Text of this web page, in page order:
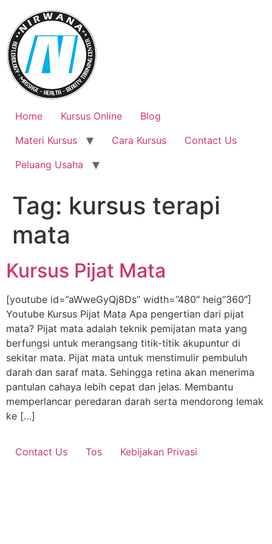
content
Home Kursus Online
Blog
Materi Kursus
Cara Kursus
Contact Us
Peluang Usaha
Tag: kursus terapi
mata
Kursus Pijat Mata
[youtube id=”aWweGyQj8Ds” width=”480″ heig”360″]
Youtube Kursus Pijat Mata Apa pengertian dari pijat
mata? Pijat mata adalah teknik pemijatan mata yang
berfungsi untuk merangsang titik-titik akupuntur di
sekitar mata. Pijat mata untuk menstimulir pembuluh
darah dan saraf mata. Sehingga retina akan menerima
pantulan cahaya lebih cepat dan jelas. Membantu
memperlancar peredaran darah serta mendorong lemak
ke […]
Contact Us Tos Kebijakan Privasi